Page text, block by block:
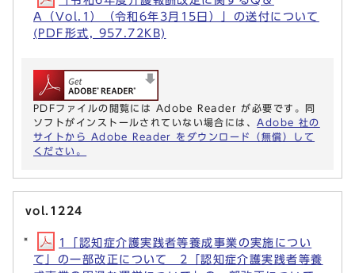
A（Vol.1）（令和6年3月15日）」の送付について
(PDF形式, 957.72KB)
PDFファイルの閲覧には Adobe Reader が必要です。同
ソフトがインストールされていない場合には、 Adobe 社の
サイトから Adobe Reader をダウンロード（無償）して
ください。
vol.1224
1「認知症介護実践者等養成事業の実施につい
て」の一部改正について 2「認知症介護実践者等養